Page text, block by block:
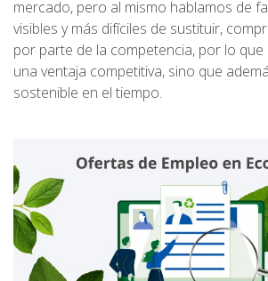
mercado, pero al mismo hablamos de
visibles y más difíciles de sustituir,
por parte de la competencia, por lo
una ventaja competitiva, sino que
sostenible en el tiempo.